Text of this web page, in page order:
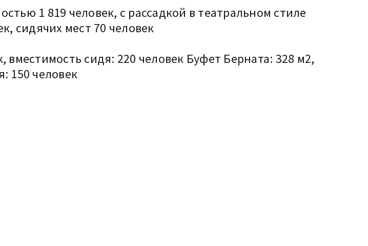
1 819 человек, с рассадкой в театральном стиле
сидячих мест 70 человек
сидя: 220 человек Буфет Берната: 328 м2,
150 человек